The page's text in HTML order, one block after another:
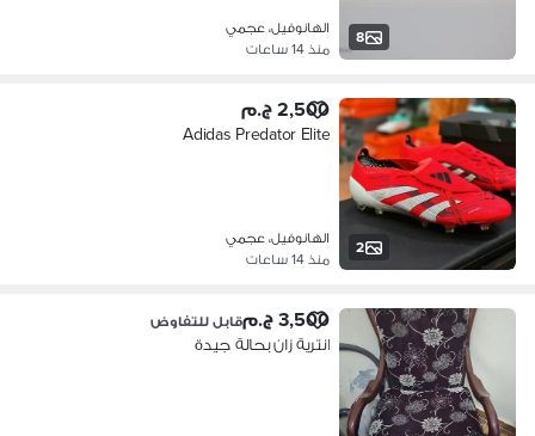
8
الهانوفيل، عجمي
منذ 14 ساعات
2
2,500 ج.م
Adidas Predator Elite
الهانوفيل، عجمي
منذ 14 ساعات
3,500 ج.م قابل للتفاوض
انترية زان بحالة جيدة